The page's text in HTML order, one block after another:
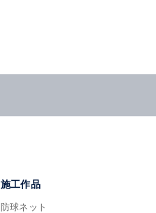
施工作品
防球ネット